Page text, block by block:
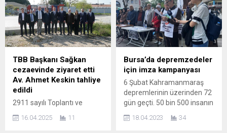
politikasına tepki gösteren
Bursa Barosu Kadın Hakları
Merkezi Başkanı Av. Büşra
Pınar Altınoluk, “Korkmadan,
susmadan, itaat etmeden
sokaklarda istediğimiz
saatte güvenle var olma
hakkımızdan
vazgeçmeyeceğiz. Erkek
sesimizi yükseltecek özgür
bir yaşam için mücadele
etkinliğine imza attı. Yazın
kavurucu sıcaklarında
susuzlukla mücadele eden
sokak hayvanlarına destek
olmak amacıyla atık
damacanalardan su kapları
üretildi. Bu çevreci ve duyarlı
proje, toplumun farklı
kesimlerinden geniş
katılımla gerçekleşti.
Rengârenk Kaplar, Umut
Taşıdı Park ve Bahçeler
TBB Başkanı Sağkan
cezaevinde ziyaret etti
Av. Ahmet Keskin tahliye
edildi
2911 sayılı Toplantı ve
Kanunu’na muhalefet
16.04.2025 11
Bursa’da depremzedeler
için imza kampanyası
6 Şubat Kahramanmaraş
depremlerinin üzerinden 72
gün geçti. 50 bin 500 insanın
depremler sonrasında
18.04.2023 34